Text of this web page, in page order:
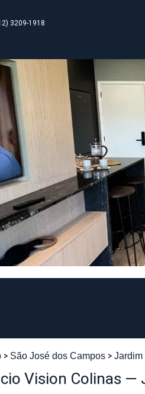
3209-1918
São José dos Campos Jardim
Vision Colinas —